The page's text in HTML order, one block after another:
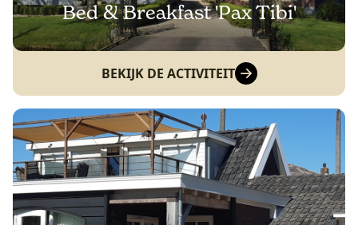
Bed & Breakfast 'Pax Tibi'
BEKIJK DE ACTIVITEIT